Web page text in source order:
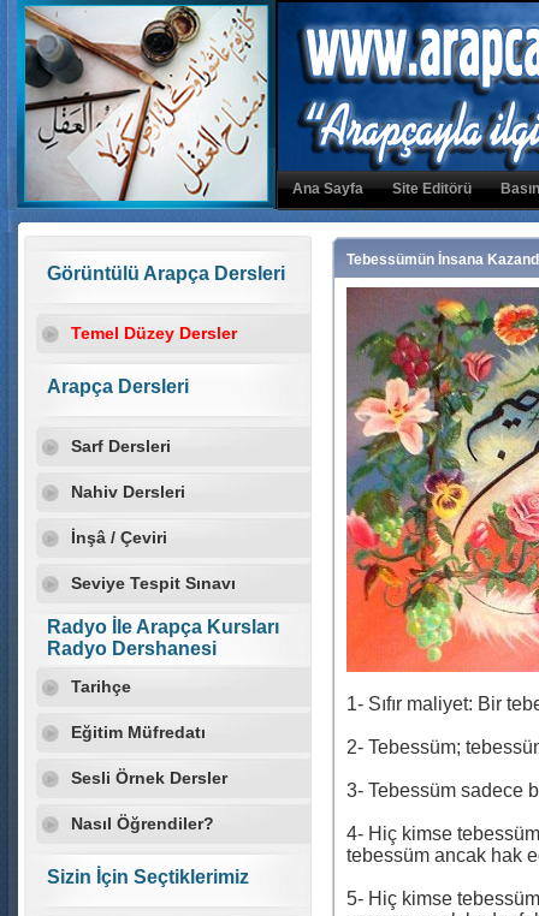
Ana Sayfa Site Editörü
Görüntülü Arapça Dersleri
Temel Düzey Dersler
Arapça Dersleri
Sarf Dersleri
Nahiv Dersleri
İnşâ / Çeviri
Seviye Tespit Sınavı
Radyo İle Arapça Kursları
Radyo Dershanesi
Tarihçe
Eğitim Müfredatı
Sesli Örnek Dersler
Nasıl Öğrendiler?
Sizin İçin Seçtiklerimiz
Tebessümün İnsana
1- Sıfır maliyet: Bir
2- Tebessüm;
3- Tebessüm sadece
4- Hiç kimse
tebessüm ancak hak
5- Hiç kimse